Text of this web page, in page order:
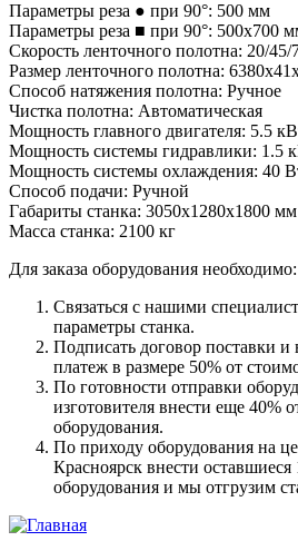
Параметры реза ● при 90°: 500 мм
Параметры реза ■ при 90°: 500х700
Скорость ленточного полотна: 20/
Размер ленточного полотна:
Способ натяжения полотна: Ручное
Чистка полотна: Автоматическая
Мощность главного двигателя: 5.5
Мощность системы гидравлики: 1.5
Мощность системы охлаждения: 40
Способ подачи: Ручной
Габариты станка: 3050x1280x1800 мм
Масса станка: 2100 кг
Для заказа оборудования необходимо:
Связаться с нашими
параметры станка.
Подписать договор поставки и
платеж в размере 50% от
По готовности отправки
изготовителя внести еще 40%
оборудования.
По приходу оборудования на
Красноярск внести
оборудования и мы отгрузим